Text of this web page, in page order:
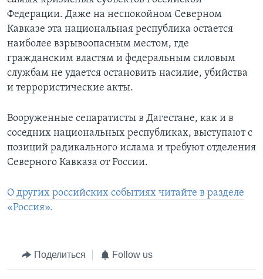
Федерации. Даже на неспокойном Северном
Кавказе эта национальная республика остается
наиболее взрывоопасным местом, где
гражданским властям и федеральным силовым
службам не удается остановить насилие, убийства
и террористические акты.
Вооруженные сепаратисты в Дагестане, как и в
соседних национальных республиках, выступают с
позиций радикального ислама и требуют отделения
Северного Кавказа от России.
О других российских событиях читайте в разделе
«Россия».
Поделиться Follow us